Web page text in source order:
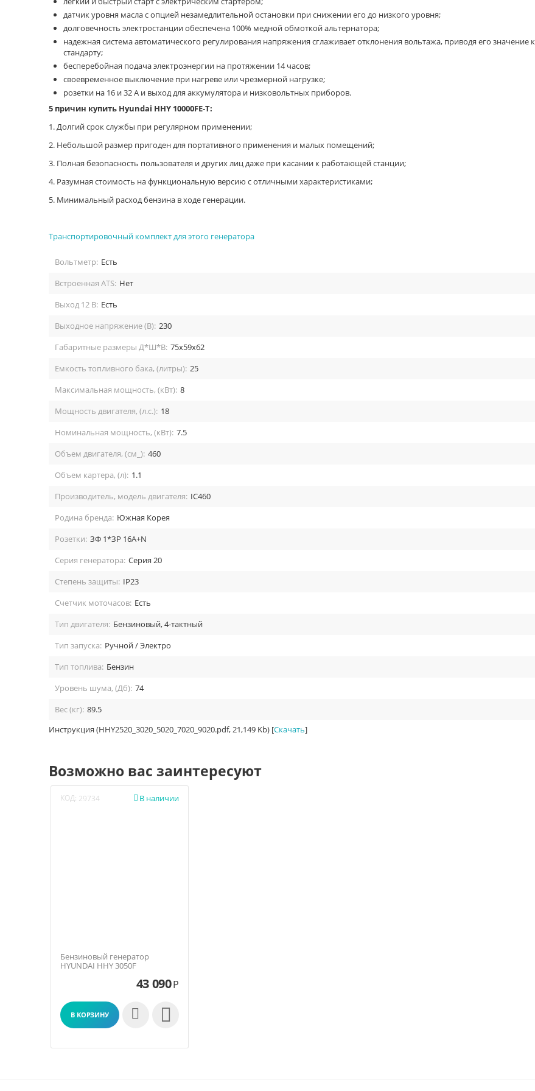
датчик уровня масла с опцией незамедлительной остановки при снижении его до низкого уровня;
долговечность электростанции обеспечена 100% медной обмоткой альтернатора;
надежная система автоматического регулирования напряжения сглаживает отклонения вольтажа, приводя его значение к
стандарту;
бесперебойная подача электроэнергии на протяжении 14 часов;
своевременное выключение при нагреве или чрезмерной нагрузке;
розетки на 16 и 32 А и выход для аккумулятора и низковольтных приборов.
5 причин купить Hyundai HHY 10000FE-T:
1. Долгий срок службы при регулярном применении;
2. Небольшой размер пригоден для портативного применения и малых помещений;
3. Полная безопасность пользователя и других лиц даже при касании к работающей станции;
4. Разумная стоимость на функциональную версию с отличными характеристиками;
5. Минимальный расход бензина в ходе генерации.
Транспортировочный комплект для этого генератора
Вольтметр: Есть
Встроенная ATS: Нет
Выход 12 В: Есть
Выходное напряжение (В): 230
Габаритные размеры Д*Ш*В: 75x59x62
Емкость топливного бака, (литры): 25
Максимальная мощность, (кВт): 8
Мощность двигателя, (л.с.): 18
Номинальная мощность, (кВт): 7.5
Объем двигателя, (см_): 460
Объем картера, (л): 1.1
Производитель, модель двигателя: ІС460
Родина бренда: Южная Корея
Розетки: ЗФ 1*ЗР 16А+N
Серия генератора: Серия 20
Степень защиты: IP23
Счетчик моточасов: Есть
Тип двигателя: Бензиновый, 4-тактный
Тип запуска: Ручной / Электро
Тип топлива: Бензин
Уровень шума, (Дб): 74
Вес (кг): 89.5
Инструкция (HHY2520_3020_5020_7020_9020.pdf, 21,149 Kb) [Скачать]
Возможно вас заинтересуют
КОД: 29734 В наличии

Бензиновый генератор
HYUNDAI HHY 3050F
43 090Р
В КОРЗИНУ 